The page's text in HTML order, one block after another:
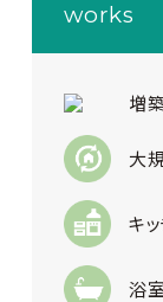
works
増
大
キ
浴